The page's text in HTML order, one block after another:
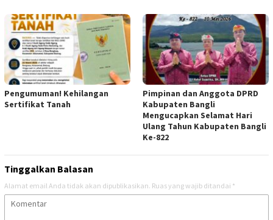
Pengumuman! Kehilangan
Sertifikat Tanah
Pimpinan dan Anggota DPRD
Kabupaten Bangli
Mengucapkan Selamat Hari
Ulang Tahun Kabupaten Bangli
Ke-822
Tinggalkan Balasan
Alamat email Anda tidak akan dipublikasikan. Ruas yang wajib ditandai *